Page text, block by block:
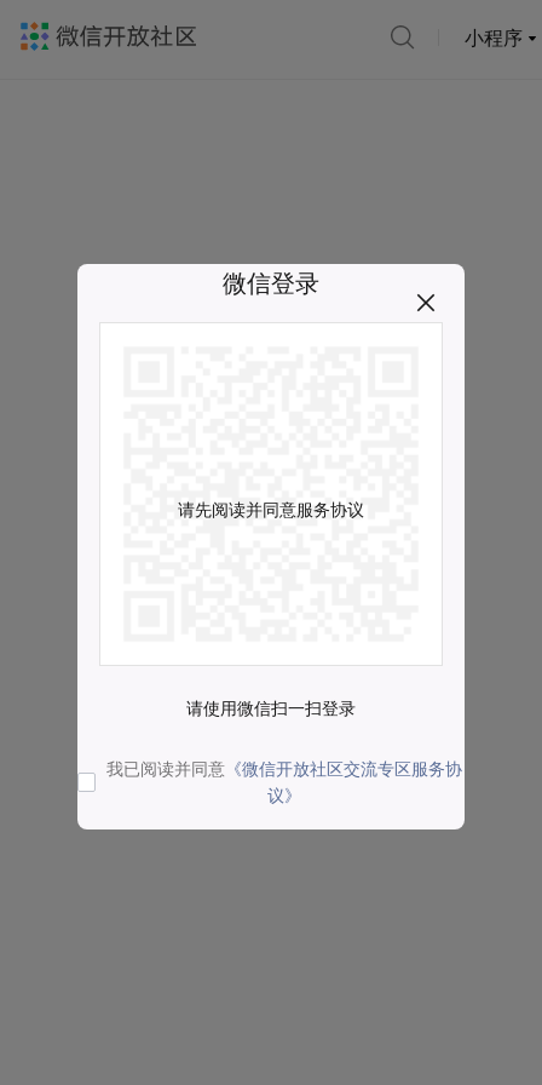
小程序
微信登录
请先阅读并同意服务协议
请使用微信扫一扫登录
我已阅读并同意 《微信开放社区交流专区服务协
议》